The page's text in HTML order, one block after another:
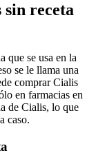
sin receta
que se usa en la
se le llama una
comprar Cialis
en farmacias en
de Cialis, lo que
caso.